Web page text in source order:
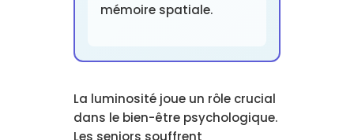
mémoire spatiale.
La luminosité joue un rôle crucial
dans le bien-être psychologique.
Les seniors souffrent